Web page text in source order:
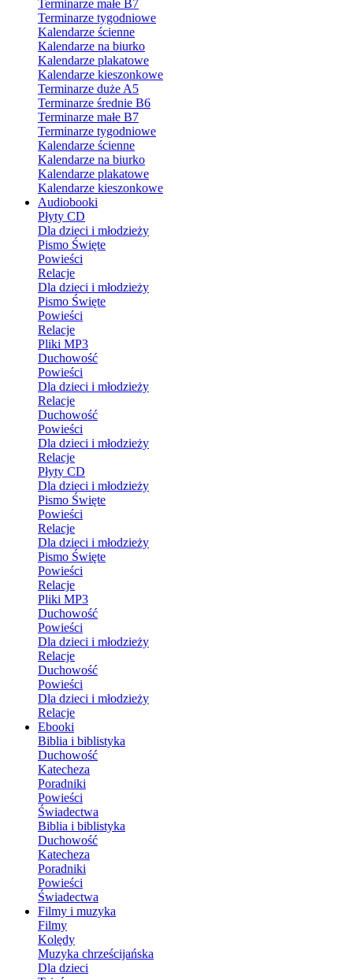
Terminarze małe B7
Terminarze tygodniowe
Kalendarze ścienne
Kalendarze na biurko
Kalendarze plakatowe
Kalendarze kieszonkowe
Terminarze duże A5
Terminarze średnie B6
Terminarze małe B7
Terminarze tygodniowe
Kalendarze ścienne
Kalendarze na biurko
Kalendarze plakatowe
Kalendarze kieszonkowe
Audiobooki
Płyty CD
Dla dzieci i młodzieży
Pismo Święte
Powieści
Relacje
Dla dzieci i młodzieży
Pismo Święte
Powieści
Relacje
Pliki MP3
Duchowość
Powieści
Dla dzieci i młodzieży
Relacje
Duchowość
Powieści
Dla dzieci i młodzieży
Relacje
Płyty CD
Dla dzieci i młodzieży
Pismo Święte
Powieści
Relacje
Dla dzieci i młodzieży
Pismo Święte
Powieści
Relacje
Pliki MP3
Duchowość
Powieści
Dla dzieci i młodzieży
Relacje
Duchowość
Powieści
Dla dzieci i młodzieży
Relacje
Ebooki
Biblia i biblistyka
Duchowość
Katecheza
Poradniki
Powieści
Świadectwa
Biblia i biblistyka
Duchowość
Katecheza
Poradniki
Powieści
Świadectwa
Filmy i muzyka
Filmy
Kolędy
Muzyka chrześcijańska
Dla dzieci